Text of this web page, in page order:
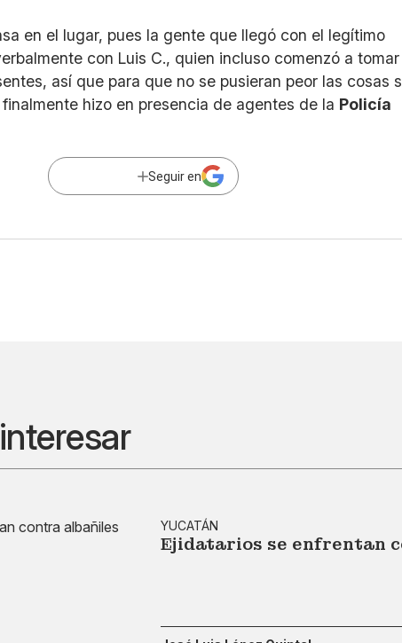
en el lugar, pues la gente que llegó con el legítimo
con Luis C., quien incluso comenzó a
así que para que no se pusieran peor las cosas
hizo en presencia de agentes de la Policía
Seguir en
YUCATÁN
Ejidatarios se enfrentan